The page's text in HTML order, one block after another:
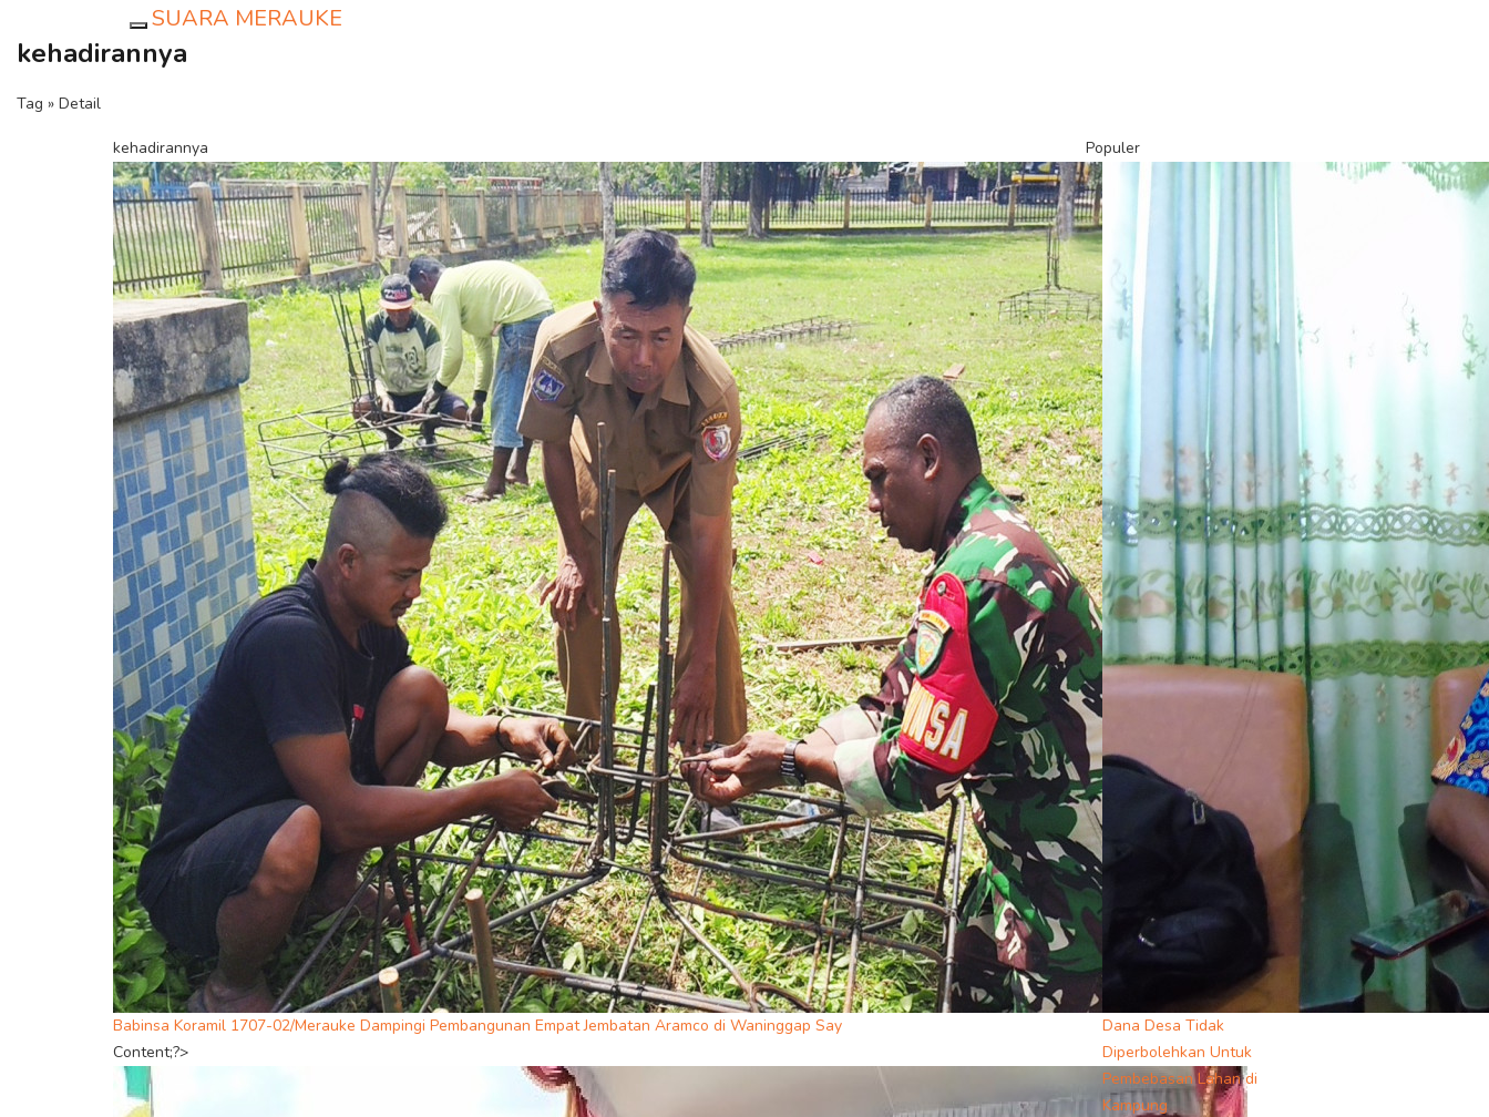
SUARA MERAUKE
kehadirannya
Tag » Detail
kehadirannya
Babinsa Koramil 1707-02/Merauke Dampingi Pembangunan Empat Jembatan Aramco di Waninggap Say
Content;?>
Populer
Dana Desa Tidak
Diperbolehkan Untuk
Pembebasan Lahan di
Kampung